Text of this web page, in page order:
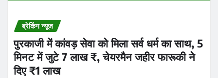
ब्रेकिंग न्यूज
पुरकाजी में कांवड़ सेवा को मिला सर्व धर्म का साथ, 5
मिनट में जुटे 7 लाख ₹, चेयरमैन जहीर फारूकी ने
दिए ₹1 लाख